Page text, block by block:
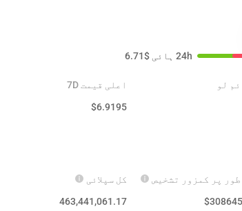
24h ہائی $
6.71
لو
اعلی قیمت 7D
$6.9195
طور پر کمزور تشخیص
$
کل سپلائی
463,441,061.17